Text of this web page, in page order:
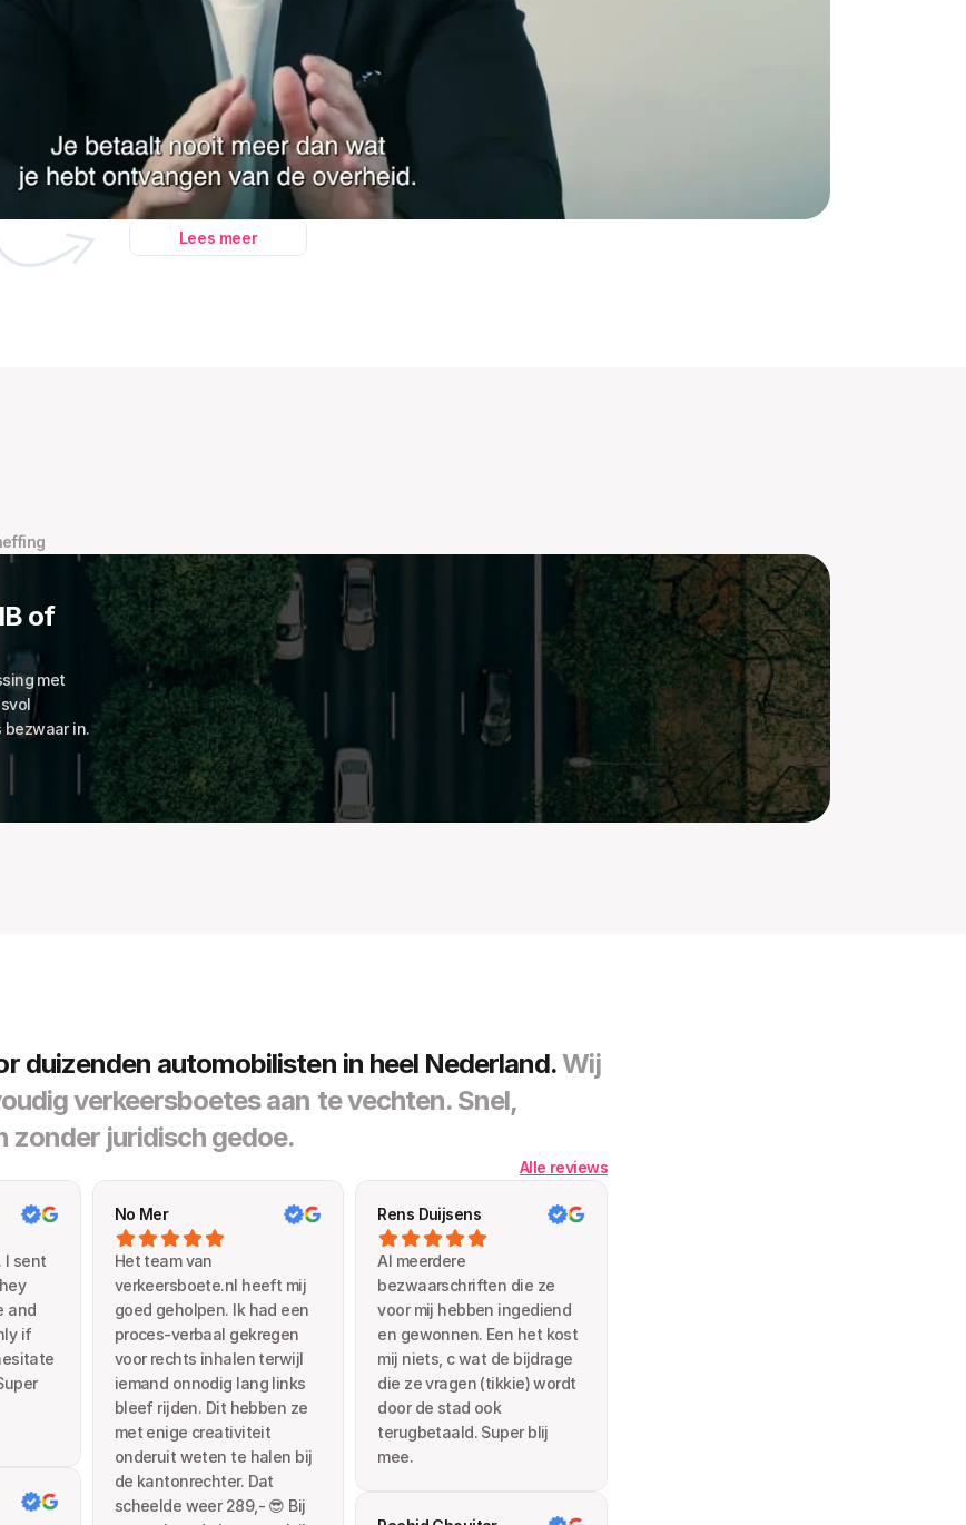
Lees meer
of
met
bezwaar in.
duizenden automobilisten in heel Nederland. Wij
verkeersboetes aan te vechten. Snel,
zonder juridisch gedoe.
Alle reviews
I sent
and
if
No Mer
Het team van
verkeersboete.nl heeft mij
goed geholpen. Ik had een
proces-verbaal gekregen
voor rechts inhalen terwijl
iemand onnodig lang links
bleef rijden. Dit hebben ze
met enige creativiteit
onderuit weten te halen bij
de kantonrechter. Dat
scheelde weer 289,- 😎 Bij
Rens Duijsens
Al meerdere
bezwaarschriften die ze
voor mij hebben ingediend
en gewonnen. Een het kost
mij niets, c wat de bijdrage
die ze vragen (tikkie) wordt
door de stad ook
terugbetaald. Super blij
mee.